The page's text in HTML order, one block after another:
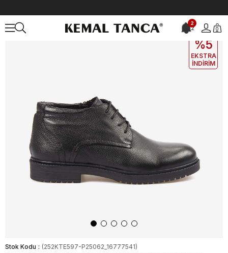
2
2 0
EKLE5
%5
EKSTRA
İNDİRİM
Stok Kodu (252KTE597-P25062_16777541)